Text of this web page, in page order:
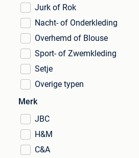
Jurk of Rok
Nacht- of Onderkleding
Overhemd of Blouse
Sport- of Zwemkleding
Setje
Overige typen
Merk
JBC
H&M
C&A